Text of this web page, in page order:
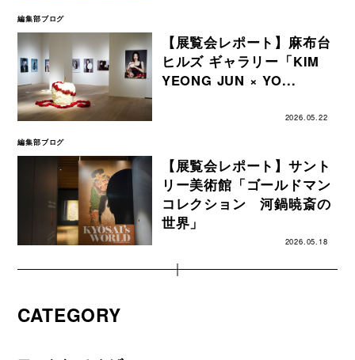
編集部ブログ
【展覧会レポート】麻布台
ヒルズ ギャラリー「KIM
YEONG JUN × YO...
2026.05.22
編集部ブログ
【展覧会レポート】サント
リー美術館「ゴールドマン
コレクション 河鍋暁斎の
世界」
2026.05.18
CATEGORY